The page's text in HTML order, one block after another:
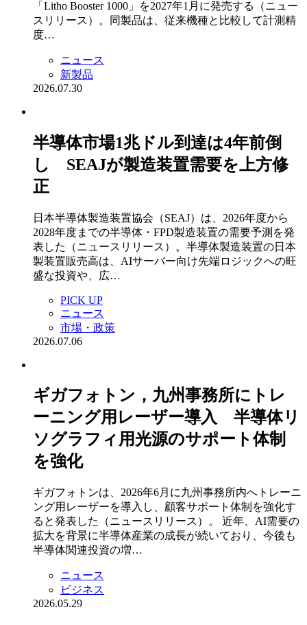
「Litho Booster 1000」を2027年1月に発売する（ニュー
スリリース）。同製品は、従来機種と比較して計測精
度…
ニュース
新製品
2026.07.30
半導体市場1兆ドル到達は4年前倒
し SEAJが製造装置需要を上方修
正
日本半導体製造装置協会（SEAJ）は、2026年度から
2028年度までの半導体・FPD製造装置の需要予測を発
表した（ニュースリリース）。半導体製造装置の日本
製装置販売高は、AIサーバー向け先端ロジックへの旺
盛な投資や、広…
PICK UP
ニュース
市場・政策
2026.07.06
ギガフォトン，九州事務所にトレ
ーニング用レーザー導入 半導体リ
ソグラフィ用光源のサポート体制
を強化
ギガフォトンは、2026年6月に九州事務所内へトレーニ
ング用レーザーを導入し、顧客サポート体制を強化す
ると発表した（ニュースリリース）。 近年、AI需要の
拡大を背景に半導体産業の成長が続いており、今後も
半導体関連投資の増…
ニュース
ビジネス
2026.05.29